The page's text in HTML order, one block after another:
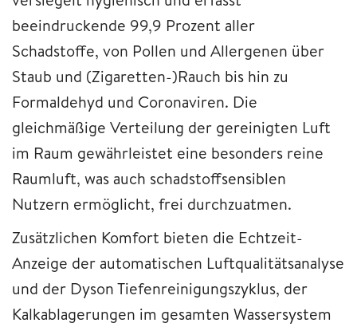
beeindruckende 99,9 Prozent aller
Schadstoffe, von Pollen und Allergenen über
Staub und (Zigaretten-)Rauch bis hin zu
Formaldehyd und Coronaviren. Die
gleichmäßige Verteilung der gereinigten Luft
im Raum gewährleistet eine besonders reine
Raumluft, was auch schadstoffsensiblen
Nutzern ermöglicht, frei durchzuatmen.
Zusätzlichen Komfort bieten die Echtzeit-
Anzeige der automatischen Luftqualitätsanalyse
und der Dyson Tiefenreinigungszyklus, der
Kalkablagerungen im gesamten Wassersystem